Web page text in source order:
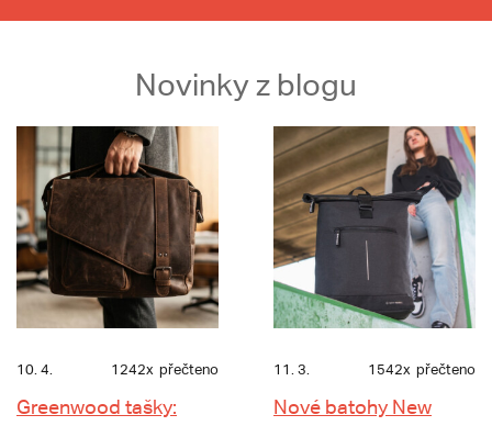
Novinky z blogu
10. 4. 1242x přečteno
Greenwood tašky:
11. 3. 1542x přečteno
Nové batohy New